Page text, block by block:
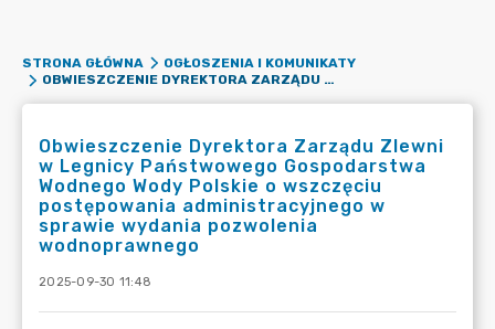
STRONA GŁÓWNA
OGŁOSZENIA I KOMUNIKATY
OBWIESZCZENIE DYREKTORA ZARZĄDU ZLEWNI W LEGNICY PAŃSTWOWEGO GOSPODARSTWA WODNEGO WODY POLSKIE O WSZCZĘCIU POSTĘPOWANIA ADMINISTRACYJNEGO W SPRAWIE WYDANIA POZWOLENIA WODNOPRAWNEGO
Obwieszczenie Dyrektora Zarządu Zlewni
w Legnicy Państwowego Gospodarstwa
Wodnego Wody Polskie o wszczęciu
postępowania administracyjnego w
sprawie wydania pozwolenia
wodnoprawnego
2025-09-30 11:48